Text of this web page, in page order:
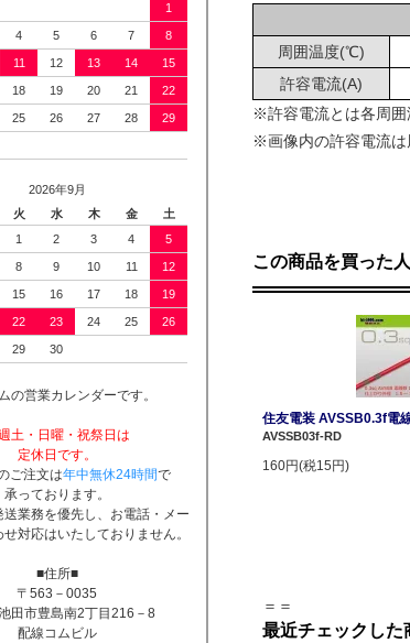
周囲温度(℃)
許容電流(A)
※許容電流とは各周囲
※画像内の許容電流は
この商品を買った
住友電装 AVSSB0.3f電
AVSSB03f-RD
160円(税15円)
＝＝
最近チェックした
1
4 5 6 7 8
11 12 13 14 15
18 19 20 21 22
25 26 27 28 29
2026年9月
火 水 木 金
土
1
2 3 4 5
8 9 10 11 12
15 16 17 18 19
22 23 24 25 26
29 30
の営業カレンダーです。
土・日曜・祝祭日は
定休日です。
ご注文は年中無休24時間で
承っております。
送業務を優先し、お電話・メー
対応はいたしておりません。
■住所■
〒563－0035
田市豊島南2丁目216－8
配線コムビル